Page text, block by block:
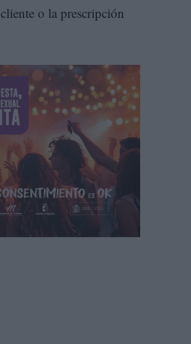
o la prescripción